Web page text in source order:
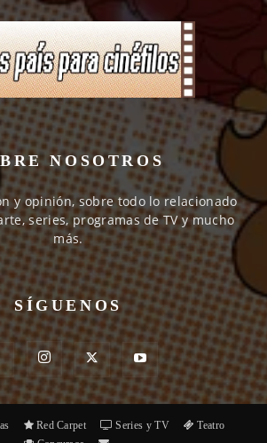
NOSOTROS
y opinión, sobre todo lo relacionado
series, programas de TV y mucho
más.
SÍGUENOS
Red Carpet Series y TV
Teatro